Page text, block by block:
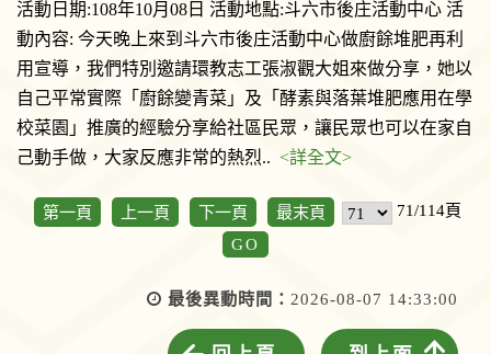
活動日期:108年10月08日 活動地點:斗六市後庄活動中心 活
動內容: 今天晚上來到斗六市後庄活動中心做廚餘堆肥再利
用宣導，我們特別邀請環教志工張淑觀大姐來做分享，她以
自己平常實際「廚餘變青菜」及「酵素與落葉堆肥應用在學
校菜園」推廣的經驗分享給社區民眾，讓民眾也可以在家自
己動手做，大家反應非常的熱烈.. <詳全文>
第一頁 上一頁 下一頁 最末頁
71/114頁
GO
最後異動時間： 2026-08-07 14:33:00